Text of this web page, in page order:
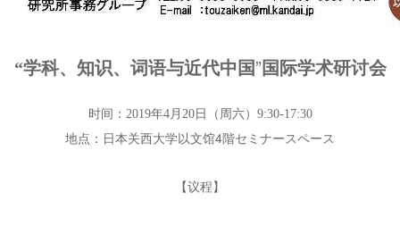
“学科、知识、词语与近代中国” 国际学术研讨会
时间：2019年4月20日（周六）9:30-17:30
地点： 日本关西大学以文馆4階セミナースペース
【议程】